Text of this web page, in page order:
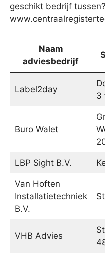
geschikt bedrijf
Naam
adviesbedrijf
Label2day
3
Buro Walet
LBP Sight B.V.
Van Hoften
Installatietechniek
B.V.
VHB Advies